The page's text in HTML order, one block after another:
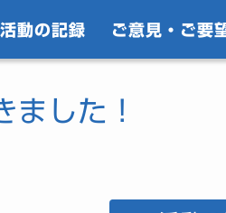
活動の記録 ご意見・ご要
した！